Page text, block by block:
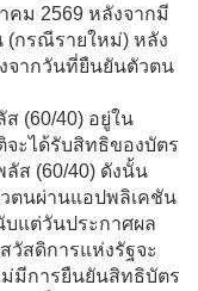
คม 2569 หลังจากมี
(กรณีรายใหม่) หลัง
จากวันที่ยืนยันตัวตน
(60/40) อยู่ใน
ะได้รับสิทธิของบัตร
ส (60/40) ดังนั้น
ตนผ่านแอปพลิเคชัน
บแต่วันประกาศผล
วัสดิการแห่งรัฐจะ
ม่มีการยืนยันสิทธิบัตร